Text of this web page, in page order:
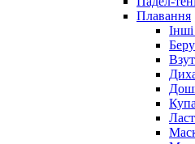
Плавання